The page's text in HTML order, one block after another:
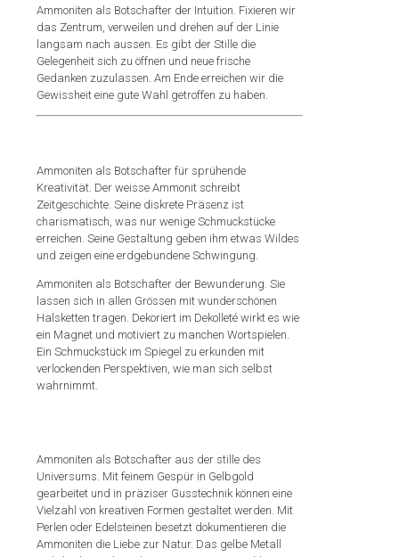
Ammoniten als Botschafter der Intuition. Fixieren wir
das Zentrum, verweilen und drehen auf der Linie
langsam nach aussen. Es gibt der Stille die
Gelegenheit sich zu öffnen und neue frische
Gedanken zuzulassen. Am Ende erreichen wir die
Gewissheit eine gute Wahl getroffen zu haben.
Ammoniten als Botschafter für sprühende
Kreativität. Der weisse Ammonit schreibt
Zeitgeschichte. Seine diskrete Präsenz ist
charismatisch, was nur wenige Schmuckstücke
erreichen. Seine Gestaltung geben ihm etwas Wildes
und zeigen eine erdgebundene Schwingung.
Ammoniten als Botschafter der Bewunderung. Sie
lassen sich in allen Grössen mit wunderschönen
Halsketten tragen. Dekoriert im Dekolleté wirkt es wie
ein Magnet und motiviert zu manchen Wortspielen.
Ein Schmuckstück im Spiegel zu erkunden mit
verlockenden Perspektiven, wie man sich selbst
wahrnimmt.
Ammoniten als Botschafter aus der stille des
Universums. Mit feinem Gespür in Gelbgold
gearbeitet und in präziser Gusstechnik können eine
Vielzahl von kreativen Formen gestaltet werden. Mit
Perlen oder Edelsteinen besetzt dokumentieren die
Ammoniten die Liebe zur Natur. Das gelbe Metall